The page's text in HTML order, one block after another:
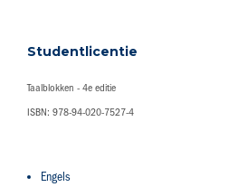
Studentlicentie
Taalblokken - 4e editie
ISBN: 978-94-020-7527-4
Engels